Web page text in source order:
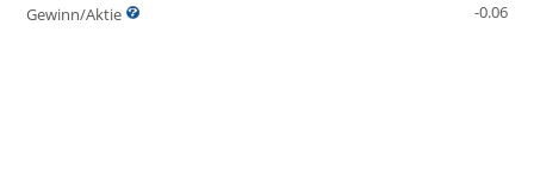
Gewinn/Aktie
-0.06